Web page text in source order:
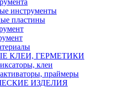
инструменты
пластины
КЛЕИ, ГЕРМЕТИКИ
клеи
праймеры
ИЗДЕЛИЯ